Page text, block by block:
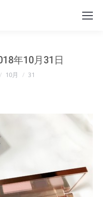
年10月31日
10月 31